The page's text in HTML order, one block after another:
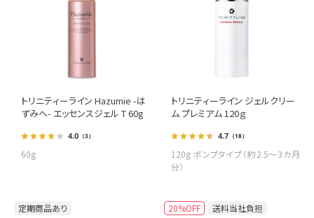
トリニティーライン Hazumie -は
ずみへ- エッセンスジェル T 60g
4.0 （3）
60g
トリニティーライン ジェルクリー
ム プレミアム 120ｇ
4.7 （18）
120g ポンプタイプ（約2.5～3カ月
分）
定期商品あり 20%OFF
送料当社負担